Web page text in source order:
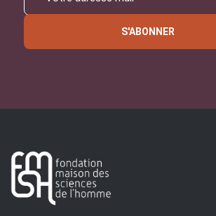
S'ABONNER